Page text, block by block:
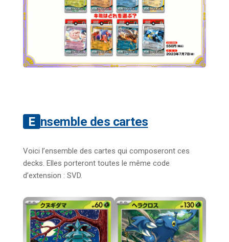
Ensemble des cartes
Voici l’ensemble des cartes qui composeront ces
decks. Elles porteront toutes le même code
d’extension : SVD.